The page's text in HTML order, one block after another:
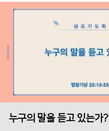
누구의 말을 듣고 있는가?